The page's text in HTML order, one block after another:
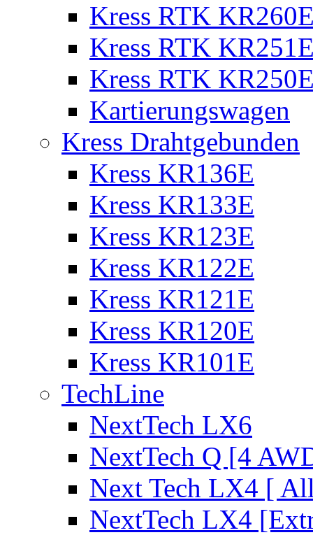
Kress RTK
Kress RTK
Kress RTK
Kartierungswagen
Kress Drahtgebunden
Kress KR136E
Kress KR133E
Kress KR123E
Kress KR122E
Kress KR121E
Kress KR120E
Kress KR101E
TechLine
NextTech LX6
NextTech Q [4
Next Tech LX4 [
NextTech LX4